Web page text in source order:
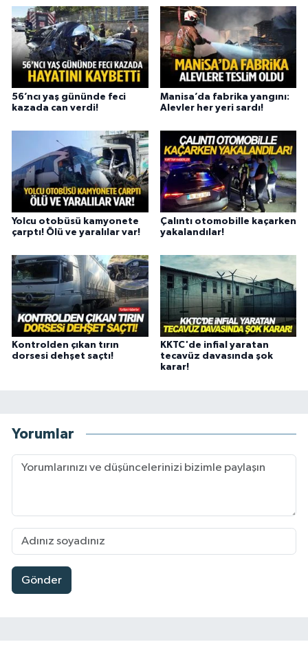
56’ncı yaş gününde feci
kazada can verdi!
Manisa’da fabrika yangını:
Alevler her yeri sardı!
Yolcu otobüsü kamyonete
çarptı! Ölü ve yaralılar var!
Çalıntı otomobille kaçarken
yakalandılar!
Kontrolden çıkan tırın
dorsesi dehşet saçtı!
KKTC'de infial yaratan
tecavüz davasında şok
karar!
Yorumlar
Gönder